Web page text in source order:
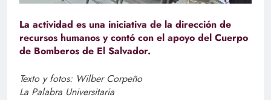
La actividad es una iniciativa de la dirección de
recursos humanos y contó con el apoyo del Cuerpo
de Bomberos de El Salvador.
Texto y fotos: Wilber Corpeño
La Palabra Universitaria